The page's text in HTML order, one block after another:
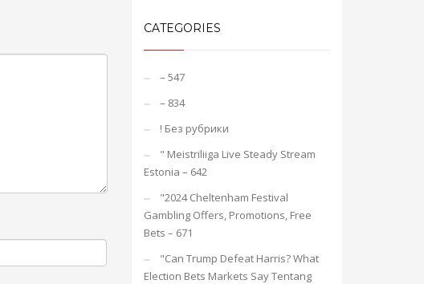
CATEGORIES
– 547
– 834
! Без рубрики
"️ Meistriliiga Live Steady Stream
Estonia – 642
"2024 Cheltenham Festival
Gambling Offers, Promotions, Free
Bets – 671
"Can Trump Defeat Harris? What
Election Bets Markets Say Tentang